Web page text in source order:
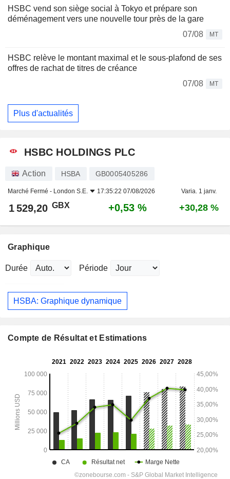
HSBC vend son siège social à Tokyo et prépare son
déménagement vers une nouvelle tour près de la gare
07/08
MT
HSBC relève le montant maximal et le sous-plafond de ses
offres de rachat de titres de créance
07/08
MT
Plus d'actualités
HSBC HOLDINGS PLC
Action HSBA GB0005405286
Marché Fermé - London S.E. 17:35:22 07/08/2026 Varia. 1 janv.
1 529,20 GBX +0,53 % +30,28 %
Graphique
Durée Période
HSBA: Graphique dynamique
Compte de Résultat et Estimations